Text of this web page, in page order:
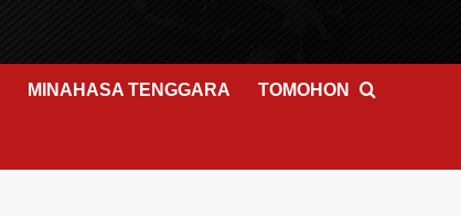
MINAHASA TENGGARA TOMOHON